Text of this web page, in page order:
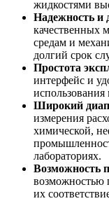
жидкостями
Надежность и
качественных
средам и
долгий срок
Простота
интерфейс и
Широкий
измерения
химической,
лабораториях.
Возможность
возможностью
их